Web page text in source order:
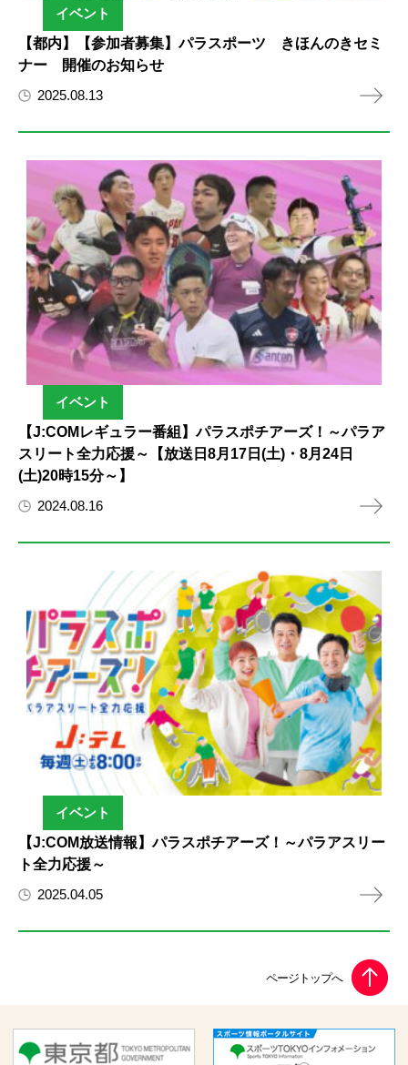
イベント
【都内】【参加者募集】パラスポーツ きほんのきセミ
ナー 開催のお知らせ
2025.08.13
イベント
【J:COMレギュラー番組】パラスポチアーズ！～パラア
スリート全力応援～【放送日8月17日(土)・8月24日
(土)20時15分～】
2024.08.16
イベント
【J:COM放送情報】パラスポチアーズ！～パラアスリー
ト全力応援～
2025.04.05